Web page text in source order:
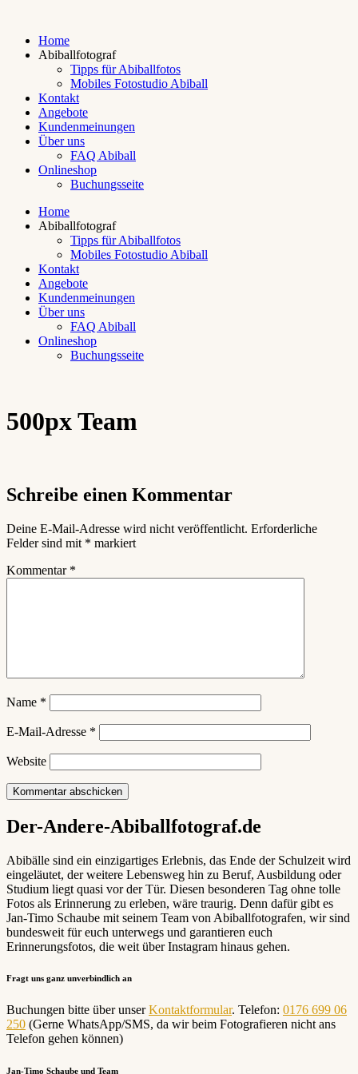
Home
Abiballfotograf
Tipps für Abiballfotos
Mobiles Fotostudio Abiball
Kontakt
Angebote
Kundenmeinungen
Über uns
FAQ Abiball
Onlineshop
Buchungsseite
Home
Abiballfotograf
Tipps für Abiballfotos
Mobiles Fotostudio Abiball
Kontakt
Angebote
Kundenmeinungen
Über uns
FAQ Abiball
Onlineshop
Buchungsseite
500px Team
Schreibe einen Kommentar
Deine E-Mail-Adresse wird nicht veröffentlicht. Erforderliche
Felder sind mit * markiert
Kommentar *
Name *
E-Mail-Adresse *
Website
Der-Andere-Abiballfotograf.de
Abibälle sind ein einzigartiges Erlebnis, das Ende der Schulzeit wird
eingeläutet, der weitere Lebensweg hin zu Beruf, Ausbildung oder
Studium liegt quasi vor der Tür. Diesen besonderen Tag ohne tolle
Fotos als Erinnerung zu erleben, wäre traurig. Denn dafür gibt es
Jan-Timo Schaube mit seinem Team von Abiballfotografen, wir sind
bundesweit für euch unterwegs und garantieren euch
Erinnerungsfotos, die weit über Instagram hinaus gehen.
Fragt uns ganz unverbindlich an
Buchungen bitte über unserKontaktformular. Telefon: 0176 699 06
250 (Gerne WhatsApp/SMS, da wir beim Fotografieren nicht ans
Telefon gehen können)
Jan-Timo Schaube und Team